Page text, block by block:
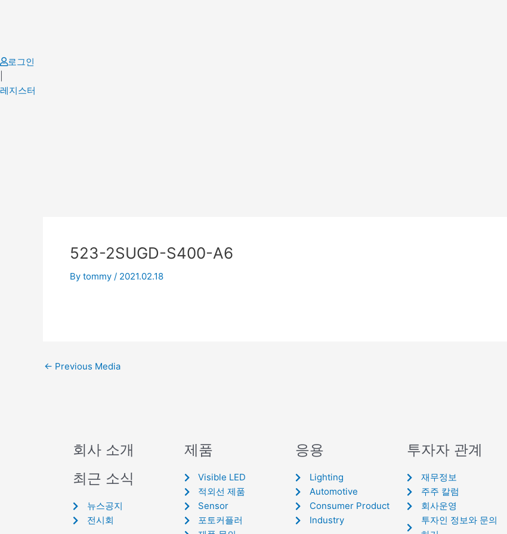
로그인
레지스터
523-2SUGD-S400-A6
By tommy / 2021.02.18
← Previous Media
회사 소개
최근 소식
뉴스공지
전시회
제품
Visible LED
적외선 제품
Sensor
포토커플러
응용
Lighting
Automotive
Consumer Product
Industry
투자자 관계
재무정보
주주 칼럼
회사운영
투자인 정보와 문의